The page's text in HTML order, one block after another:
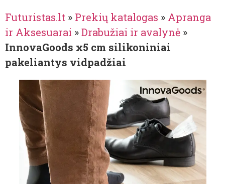
Futuristas.lt » Prekių katalogas » Apranga
ir Aksesuarai »Drabužiai ir avalynė »
InnovaGoods x5 cm silikoniniai
pakeliantys vidpadžiai